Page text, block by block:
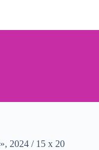
2024 / 15 x 20